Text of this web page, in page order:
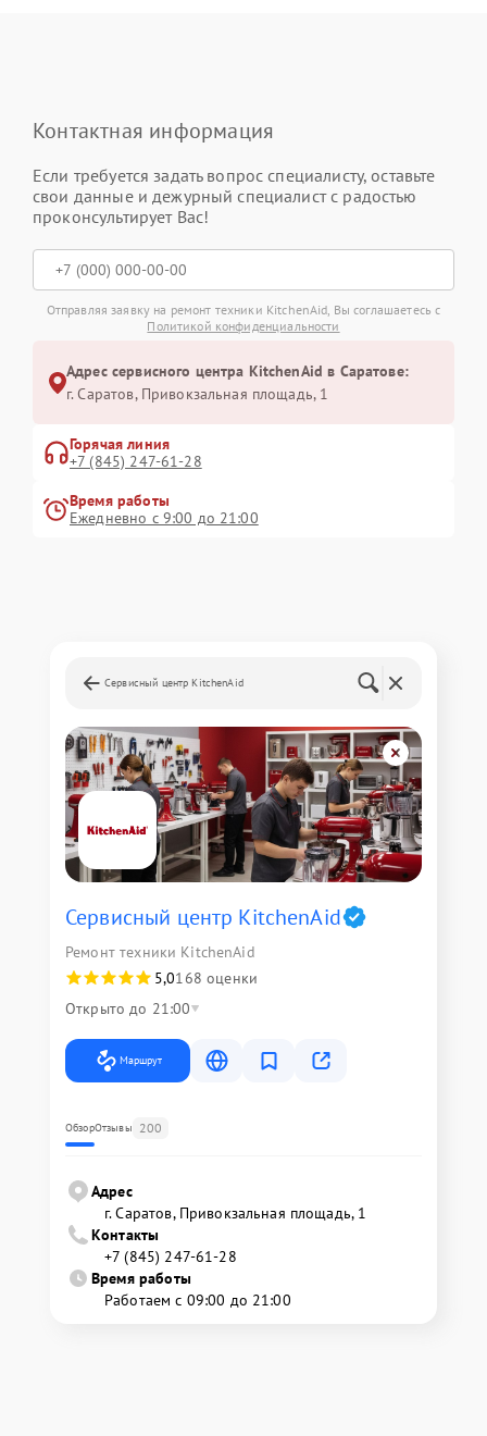
Контактная информация
Если требуется задать вопрос специалисту, оставьте
свои данные и дежурный специалист с радостью
проконсультирует Вас!
Отправляя заявку на ремонт техники KitchenAid, Вы соглашаетесь с
Политикой конфиденциальности
Адрес сервисного центра KitchenAid в Саратове:
г. Саратов, Привокзальная площадь, 1
Горячая линия
+7 (845) 247-61-28
Время работы
Ежедневно с 9:00 до 21:00
Сервисный центр KitchenAid
Сервисный центр KitchenAid
Ремонт техники KitchenAid
5,0168 оценки
Открыто до 21:00
Маршрут
ОбзорОтзывы 200
Адрес
г. Саратов, Привокзальная площадь, 1
Контакты
+7 (845) 247-61-28
Время работы
Работаем с 09:00 до 21:00